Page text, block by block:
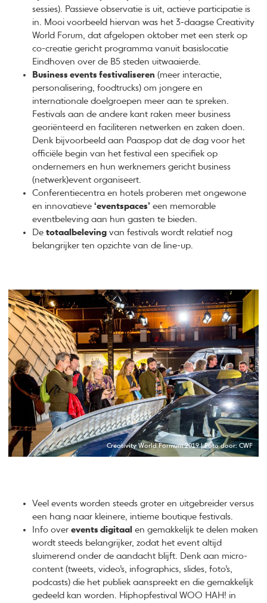
sessies). Passieve observatie is uit, actieve participatie is
in. Mooi voorbeeld hiervan was het 3-daagse Creativity
World Forum, dat afgelopen oktober met een sterk op
co-creatie gericht programma vanuit basislocatie
Eindhoven over de B5 steden uitwaaierde.
Business events festivaliseren (meer interactie,
personalisering, foodtrucks) om jongere en
internationale doelgroepen meer aan te spreken.
Festivals aan de andere kant raken meer business
georiënteerd en faciliteren netwerken en zaken doen.
Denk bijvoorbeeld aan Paaspop dat de dag voor het
officiële begin van het festival een specifiek op
ondernemers en hun werknemers gericht business
(netwerk)event organiseert.
Conferentiecentra en hotels proberen met ongewone
en innovatieve‘eventspaces’ een memorable
eventbeleving aan hun gasten te bieden.
Detotaalbeleving van festivals wordt relatief nog
belangrijker ten opzichte van de line-up.
Creativity World Formum 2019 | Foto door: CWF
Veel events worden steeds groter en uitgebreider versus
een hang naar kleinere, intieme boutique festivals.
Info overevents digitaal en gemakkelijk te delen maken
wordt steeds belangrijker, zodat het event altijd
sluimerend onder de aandacht blijft. Denk aan micro-
content (tweets, video’s, infographics, slides, foto’s,
podcasts) die het publiek aanspreekt en die gemakkelijk
gedeeld kan worden. Hiphopfestival WOO HAH! in